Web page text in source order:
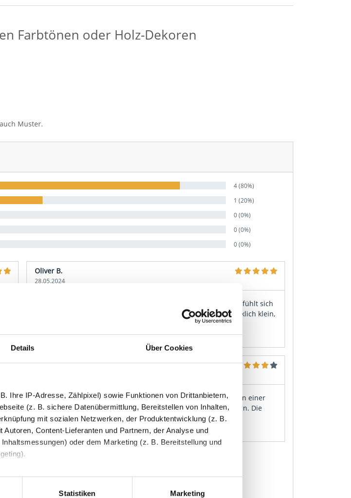
Details Über Cookies
Ihre IP-Adresse, Zählpixel) sowie Funktionen von Drittanbietern,
(z. B. sichere Datenübermittlung, Bereitstellen von Inhalten,
mit sozialen Netzwerken, der Produktentwicklung (z. B.
Content-Lieferanten und Partnern, der Analyse und
oder dem Marketing (z. B. Bereitstellung und
Über den Link "Cookies" am Seitenende können Sie mehr über
die von Ihnen gewünschten Einstellungen vornehmen.
Statistiken Marketing
Farbtönen oder Holz-Dekoren
Muster.
4 (80%)
1 (20%)
0 (0%)
0 (0%)
0 (0%)
Oliver B.
28.05.2024
Tischplatte 38mm, stabil und gut aussehend. Eine Schmalseite fühlt sich
beim Drüberstreichen minimal rauer an als die anderen — wirklich klein,
Dieter F.
Tischplatte sauber gefräst, Kanten ordentlich. Schutzfolie hat an einer
Ecke Klebestreifen hinterlassen, mit etwas Aufwand abgegangen. Die
Platte selbst einwandfrei.